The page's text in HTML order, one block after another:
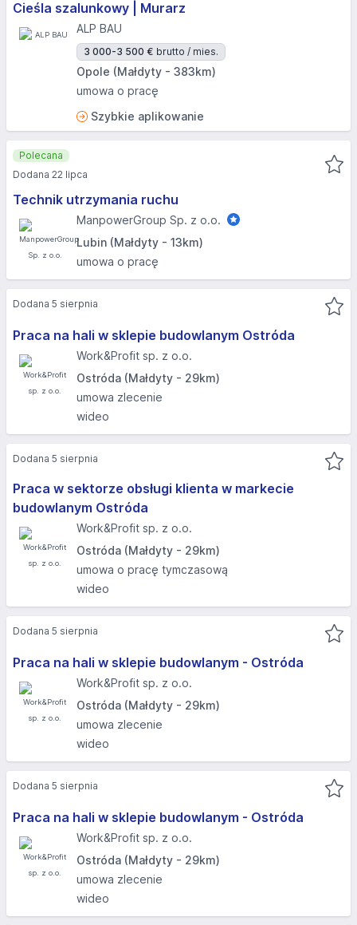
Cieśla szalunkowy | Murarz
ALP BAU
3 000-3 500 € brutto / mies.
Opole (Małdyty - 383km)
umowa o pracę
Szybkie aplikowanie
Technik utrzymania ruchu
ManpowerGroup Sp. z o.o.
Lubin (Małdyty - 13km)
umowa o pracę
Polecana
Dodana 22 lipca
Praca na hali w sklepie budowlanym Ostróda
Work&Profit sp. z o.o.
Ostróda (Małdyty - 29km)
umowa zlecenie
wideo
Dodana 5 sierpnia
Praca w sektorze obsługi klienta w markecie
budowlanym Ostróda
Work&Profit sp. z o.o.
Ostróda (Małdyty - 29km)
umowa o pracę tymczasową
wideo
Dodana 5 sierpnia
Praca na hali w sklepie budowlanym - Ostróda
Work&Profit sp. z o.o.
Ostróda (Małdyty - 29km)
umowa zlecenie
wideo
Dodana 5 sierpnia
Praca na hali w sklepie budowlanym - Ostróda
Work&Profit sp. z o.o.
Ostróda (Małdyty - 29km)
umowa zlecenie
wideo
Dodana 5 sierpnia